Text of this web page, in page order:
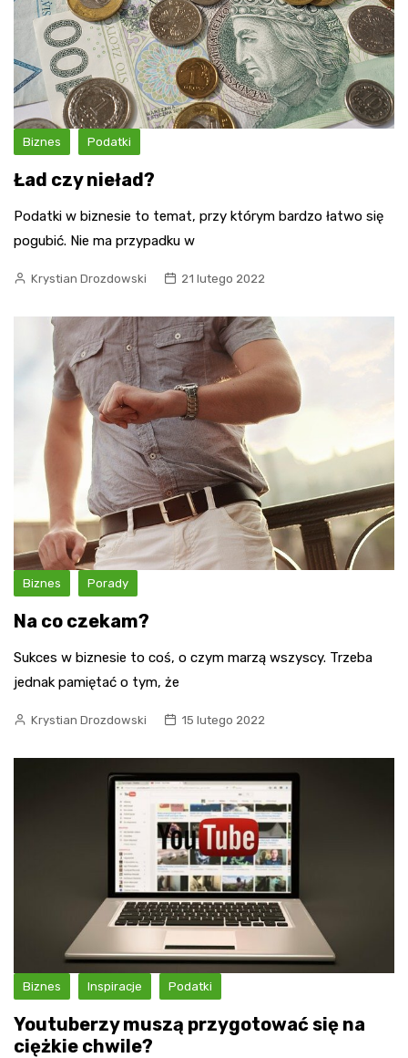
Biznes Podatki
Ład czy nieład?
Podatki w biznesie to temat, przy którym bardzo łatwo się
pogubić. Nie ma przypadku w
Krystian Drozdowski 21 lutego 2022
Biznes Porady
Na co czekam?
Sukces w biznesie to coś, o czym marzą wszyscy. Trzeba
jednak pamiętać o tym, że
Krystian Drozdowski 15 lutego 2022
Biznes Inspiracje Podatki
Youtuberzy muszą przygotować się na
ciężkie chwile?